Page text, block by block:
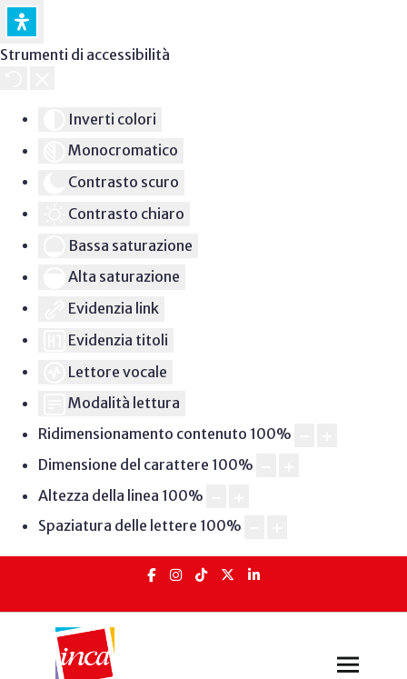
Strumenti di accessibilità
Inverti colori
Monocromatico
Contrasto scuro
Contrasto chiaro
Bassa saturazione
Alta saturazione
Evidenzia link
Evidenzia titoli
Lettore vocale
Modalità lettura
Ridimensionamento contenuto 100%
Dimensione del carattere 100%
Altezza della linea 100%
Spaziatura delle lettere 100%